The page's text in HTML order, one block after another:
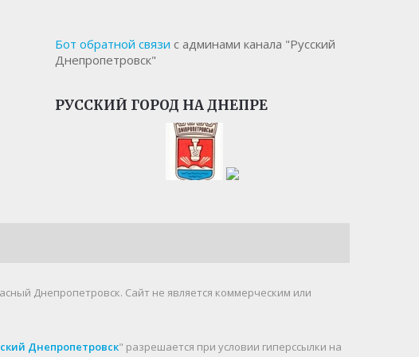
Бот обратной связи с админами канала "Русский
Днепропетровск"
РУССКИЙ ГОРОД НА ДНЕПРЕ
Днепропетровск. Cайт не является коммерческим или
Днепропетровск" разрешается при условии гиперссылки на